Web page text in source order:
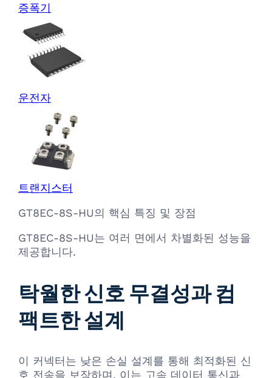
증폭기
운전자
트랜지스터
GT8EC-8S-HU의 핵심 특징 및 장점
GT8EC-8S-HU는 여러 면에서 차별화된 성능을
제공합니다.
탁월한 신호 무결성과 컴
팩트한 설계
이 커넥터는 낮은 손실 설계를 통해 최적화된 신
호 전송을 보장하며, 이는 고속 데이터 통신과